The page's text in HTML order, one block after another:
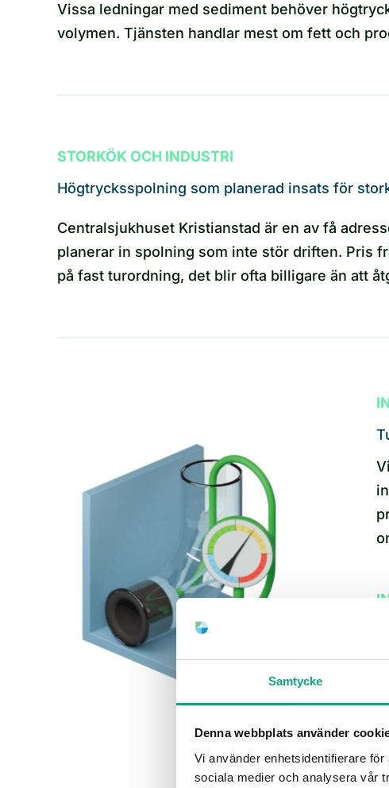
Samtycke
Denna webbplats använder
Vi använder enhetsidentifierare
sociala medier och analysera vår
Vissa ledningar med sediment behöver
volymen. Tjänsten handlar mest om fett och
STORKÖK OCH INDUSTRI
Högtrycksspolning som planerad insats för
Centralsjukhuset Kristianstad är en av få
planerar in spolning som inte stör driften. Pris
på fast turordning, det blir ofta billigare än att